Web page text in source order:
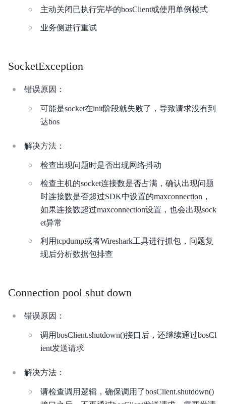
主动关闭已执行完毕的bosClient或使用单例模式
业务侧进行重试
SocketException
错误原因：
可能是socket在init阶段就失败了，导致请求没有到
达bos
解决方法：
检查出现问题时是否出现网络抖动
检查主机的socket连接数是否占满，确认出现问题
时连接数是否超过SDK中设置的maxconnection，
如果连接数超过maxconnection设置，也会出现sock
et异常
利用tcpdump或者Wireshark工具进行抓包，问题复
现后分析数据包排查
Connection pool shut down
错误原因：
调用bosClient.shutdown()接口后，还继续通过bosCl
ient发送请求
解决方法：
请检查调用逻辑，确保调用了bosClient.shutdown()